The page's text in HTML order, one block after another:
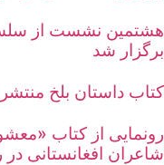
نشست از
شد
داستان بلخ
از کتاب
افغانستانی در